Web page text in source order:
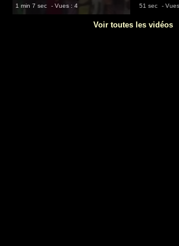
1 min 7 sec - Vues : 4 51 sec -
Voir toutes les vidéos